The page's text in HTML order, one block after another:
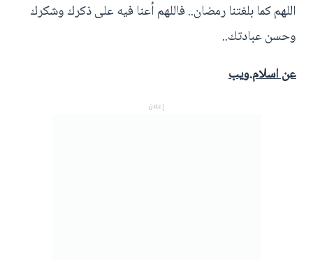
اللهم كما بلغتنا رمضان.. فاللهم أعنا فيه على ذكرك وشكرك
وحسن عبادتك..
عن اسلام.ويب
إعلان